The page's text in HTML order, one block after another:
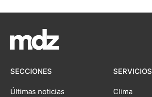
SECCIONES
Últimas noticias
SERVICIOS
Clima